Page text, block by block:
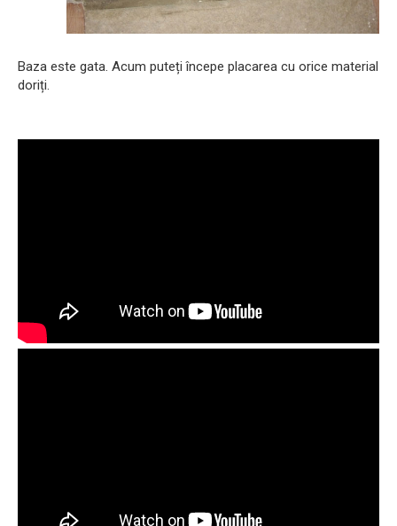
Baza este gata. Acum puteți începe placarea cu orice material
doriți.